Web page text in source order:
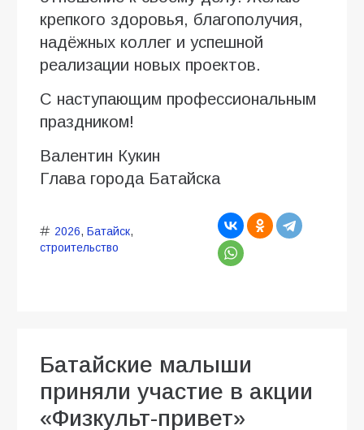
крепкого здоровья, благополучия,
надёжных коллег и успешной
реализации новых проектов.
С наступающим профессиональным
праздником!
Валентин Кукин
Глава города Батайска
2026, Батайск,
строительство
Батайские малыши
приняли участие в акции
«Физкульт-привет»